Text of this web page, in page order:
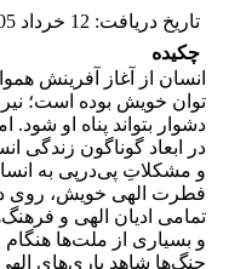
تاریخ دریافت: 12 خرداد 1405
چکیده
انسان از آغاز آفرینش
توان خویش بوده است؛
دشوار بتواند پناه او
در ابعاد گوناگون زندگی
و مشکلاتِ پی‌درپی به
فطرت الهی خویش، روی
تمامی ادیان الهی و
و بسیاری از ملت‌ها
جنگ‌ها شاهد یاری‌های